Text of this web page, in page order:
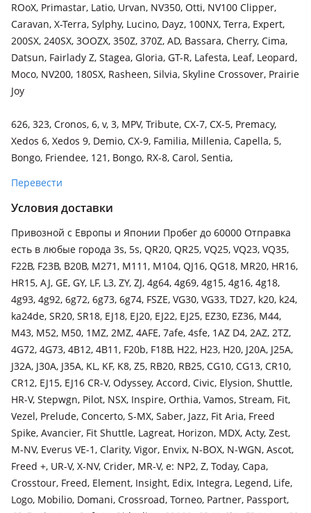
ROoX, Primastar, Latio, Urvan, NV350, Otti, NV100 Clipper,
Caravan, X-Terra, Sylphy, Lucino, Dayz, 100NX, Terra, Expert,
200SX, 240SX, 3OOZX, 350Z, 370Z, AD, Bassara, Cherry, Cima,
Datsun, Fairlady Z, Stagea, Gloria, GT-R, Lafesta, Leaf, Leopard,
Moco, NV200, 180SX, Rasheen, Silvia, Skyline Crossover, Prairie
Joy
626, 323, Cronos, 6, v, 3, MPV, Tribute, CX-7, CX-5, Premacy,
Xedos 6, Xedos 9, Demio, CX-9, Familia, Millenia, Capella, 5,
Bongo, Friendee, 121, Bongo, RX-8, Carol, Sentia,
Перевести
Условия доставки
Привозной с Европы и Японии Пробег до 60000 Отправка
есть в любые города 3s, 5s, QR20, QR25, VQ25, VQ23, VQ35,
F22B, F23B, B20B, M271, M111, M104, QJ16, QG18, MR20, HR16,
HR15, AJ, GE, GY, LF, L3, ZY, ZJ, 4g64, 4g69, 4g15, 4g16, 4g18,
4g93, 4g92, 6g72, 6g73, 6g74, FSZE, VG30, VG33, TD27, k20, k24,
ka24de, SR20, SR18, EJ18, EJ20, EJ22, EJ25, EZ30, EZ36, M44,
M43, M52, M50, 1MZ, 2MZ, 4AFE, 7afe, 4sfe, 1AZ D4, 2AZ, 2TZ,
4G72, 4G73, 4B12, 4B11, F20b, F18B, H22, H23, H20, J20A, J25A,
J32A, J30A, J35A, KL, KF, K8, Z5, RB20, RB25, CG10, CG13, CR10,
CR12, EJ15, EJ16 CR-V, Odyssey, Accord, Civic, Elysion, Shuttle,
HR-V, Stepwgn, Pilot, NSX, Inspire, Orthia, Vamos, Stream, Fit,
Vezel, Prelude, Concerto, S-MX, Saber, Jazz, Fit Aria, Freed
Spike, Avancier, Fit Shuttle, Lagreat, Horizon, MDX, Acty, Zest,
M-NV, Everus VE-1, Clarity, Vigor, Envix, N-BOX, N-WGN, Ascot,
Freed +, UR-V, X-NV, Crider, MR-V, e: NP2, Z, Today, Capa,
Crosstour, Freed, Element, Insight, Edix, Integra, Legend, Life,
Logo, Mobilio, Domani, Crossroad, Torneo, Partner, Passport,